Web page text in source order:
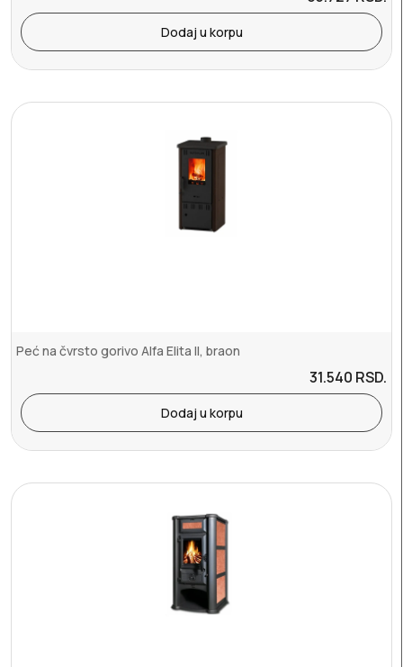
Dodaj u korpu
Peć na čvrsto gorivo Alfa Elita II, braon
31.540 RSD.
Dodaj u korpu